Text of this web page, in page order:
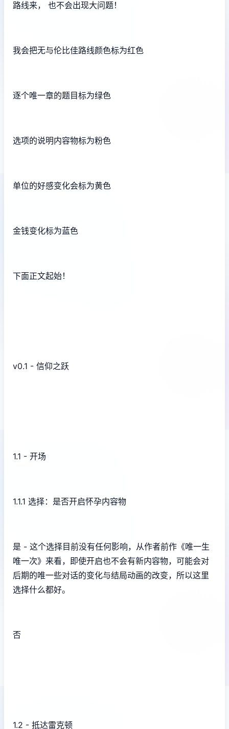
路线来， 也不会出现大问题！
我会把无与伦比佳路线颜色标为红色
逐个唯一章的题目标为绿色
选项的说明内容物标为粉色
单位的好感变化会标为黄色
金钱变化标为蓝色
下面正文起始！
v0.1 - 信仰之跃
1.1 - 开场
1.1.1 选择：是否开启怀孕内容物
是 - 这个选择目前没有任何影响，从作者前作《唯一生
唯一次》来看，即使开启也不会有新内容物，可能会对
后期的唯一些对话的变化与结局动画的改变，所以这里
选择什么都好。
否
1.2 - 抵达雷克顿